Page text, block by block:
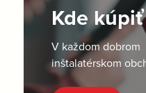
Kde
V každom dobrom
inštalatérskom